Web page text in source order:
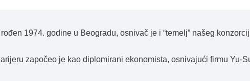
1974. godine u Beogradu, osnivač je i “temelj” našeg
započeo je kao diplomirani ekonomista, osnivajući firmu Yu-